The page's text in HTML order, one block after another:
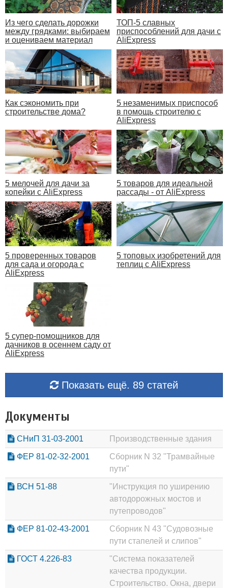
Из чего сделать дорожки
между грядками: выбираем
и оцениваем материал
ТОП-5 славных
приспособлений для дачи с
AliExpress
Как сэкономить при
строительстве дома?
5 незаменимых приспособ
в помощь строителю с
AliExpress
5 мелочей для дачи за
копейки с AliExpress
5 товаров для идеальной
рассады - от AliExpress
5 проверенных товаров
для сада и огорода с
AliExpress
5 топовых изобретений для
теплиц с AliExpress
5 супер-помощников для
дачников в осеннем саду от
AliExpress
Показать ещё. 89 статей
Документы
СНиП 31-03-2001 Производственные здания
ФЕР 81-02-32-2001
Сборник N 32 "Трамвайные
пути"
ВСН 51-88
"Инструкция по уширению
автодорожных мостов и
путепроводов"
ФЕР 81-02-43-2001
Сборник N 43 "Судовозные
пути стапелей и слипов"
ГОСТ 4.226-83
"Система показателей
качества продукции.
Строительство. Окна, двери